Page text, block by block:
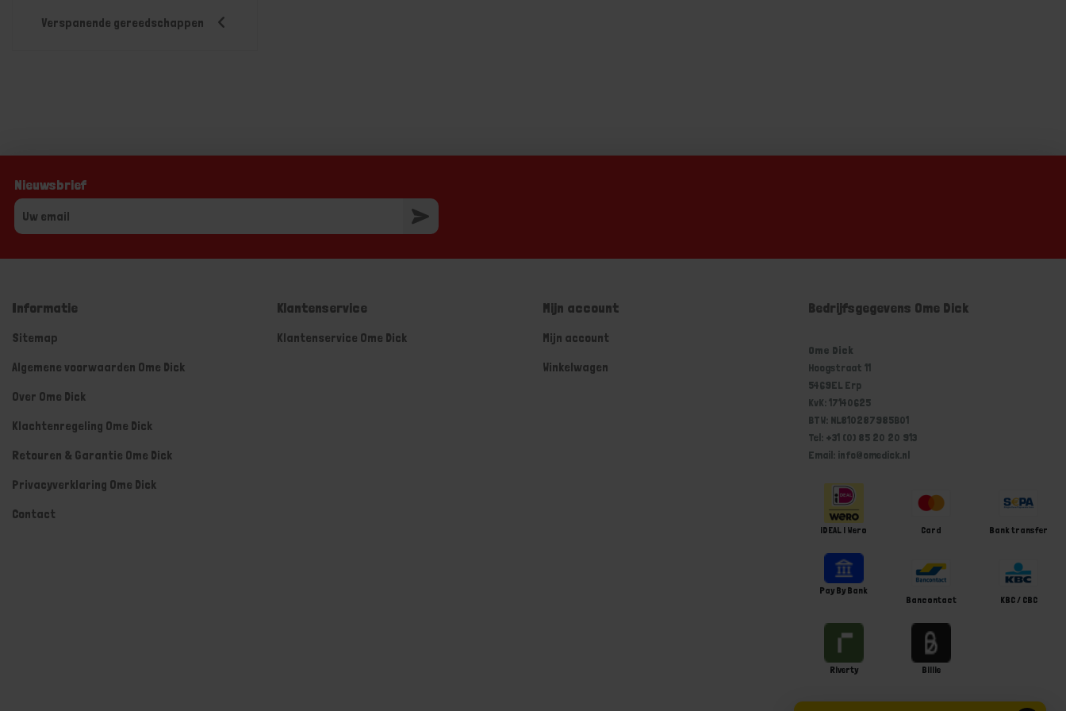
Verspanende gereedschappen
Nieuwsbrief
Informatie
Sitemap
Algemene voorwaarden Ome Dick
Over Ome Dick
Klachtenregeling Ome Dick
Retouren & Garantie Ome Dick
Privacyverklaring Ome Dick
Contact
Klantenservice
Klantenservice Ome Dick
Mijn account
Mijn account
Winkelwagen
Bedrijfsgegevens Ome Dick
Ome Dick
Hoogstraat 11
5469EL Erp
KvK: 17140625
BTW: NL810287985B01
Tel: +31 (0) 85 20 20 913
Email: info@omedick.nl
iDEAL | Wero Card Bank transfer
Pay By Bank
Bancontact
KBC / CBC
Riverty Billie